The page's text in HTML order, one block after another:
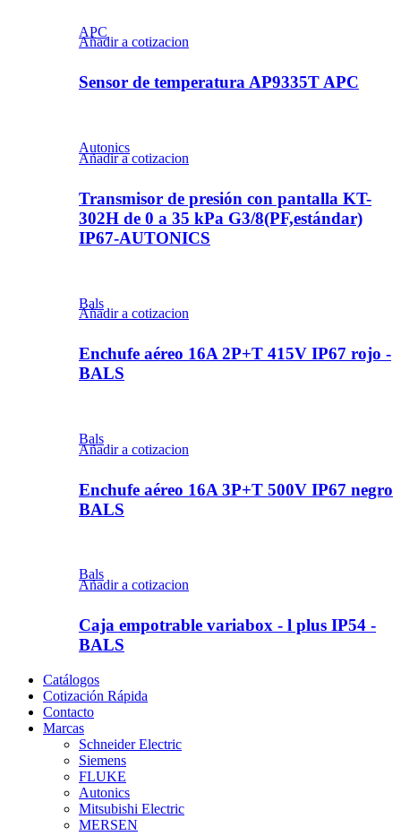
APC
Añadir a cotizacion
Sensor de temperatura AP9335T APC
Autonics
Añadir a cotizacion
Transmisor de presión con pantalla KT-
302H de 0 a 35 kPa G3/8(PF,estándar)
IP67-AUTONICS
Bals
Añadir a cotizacion
Enchufe aéreo 16A 2P+T 415V IP67 rojo -
BALS
Bals
Añadir a cotizacion
Enchufe aéreo 16A 3P+T 500V IP67 negro
BALS
Bals
Añadir a cotizacion
Caja empotrable variabox - l plus IP54 -
BALS
Catálogos
Cotización Rápida
Contacto
Marcas
Schneider Electric
Siemens
FLUKE
Autonics
Mitsubishi Electric
MERSEN